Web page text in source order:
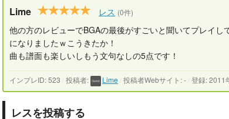
Lime レス (0件)
他の方のレビューでBGAの最後がすごいと聞いてプレイ
になりましたｗこうきたか！
曲も譜面も楽しいしもう文句なしの5点です！
インプレID: 523 投稿者: Lime 投稿者Webサイト: - 登録: 2011
レスを投稿する